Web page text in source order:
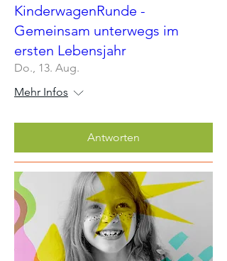
KinderwagenRunde -
Gemeinsam unterwegs im
ersten Lebensjahr
Do., 13. Aug.
Mehr Infos
Antworten